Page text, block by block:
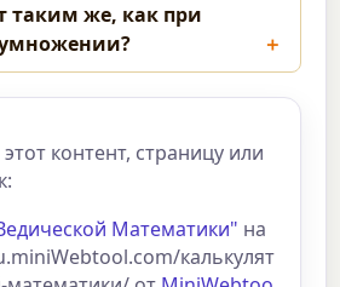
таким же, как при
контент, страницу или
Математики" на
калькулят